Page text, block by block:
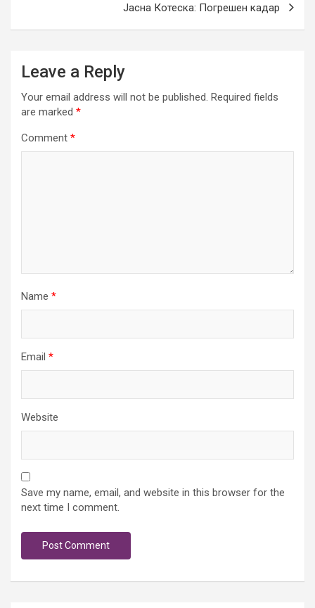
Јасна Котеска: Погрешен кадар
Leave a Reply
Your email address will not be published. Required fields
are marked *
Comment *
Name *
Email *
Website
Save my name, email, and website in this browser for the
next time I comment.